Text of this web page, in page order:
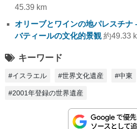
45.39 km
オリーブとワインの地パレスチナ
バティールの文化的景観 約49.33
キーワード
#イスラエル #世界文化遺産 #中東
#2001年登録の世界遺産